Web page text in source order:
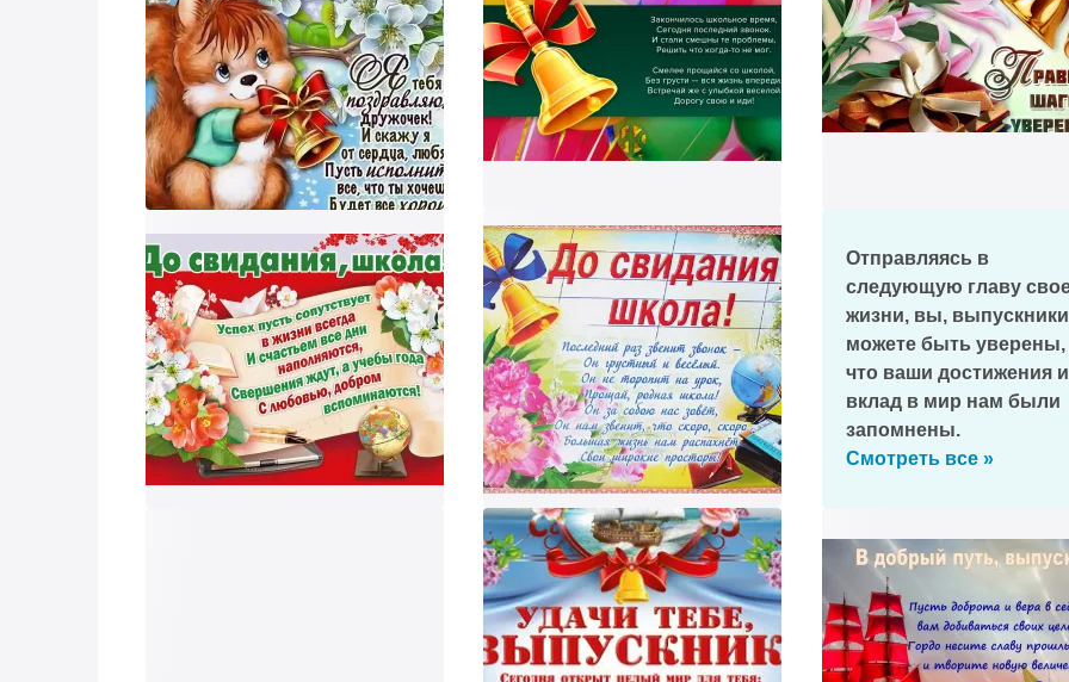
Отправляясь в
следующую главу
жизни, вы,
можете быть уверены,
что ваши достижения и
вклад в мир нам были
запомнены.
Поздравляем!
Смотреть все »